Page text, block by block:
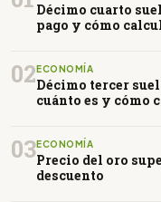
Décimo cuarto
pago y cómo
02ECONOMÍA
Décimo tercer
cuánto es y cómo
03ECONOMÍA
Precio del oro
descuento